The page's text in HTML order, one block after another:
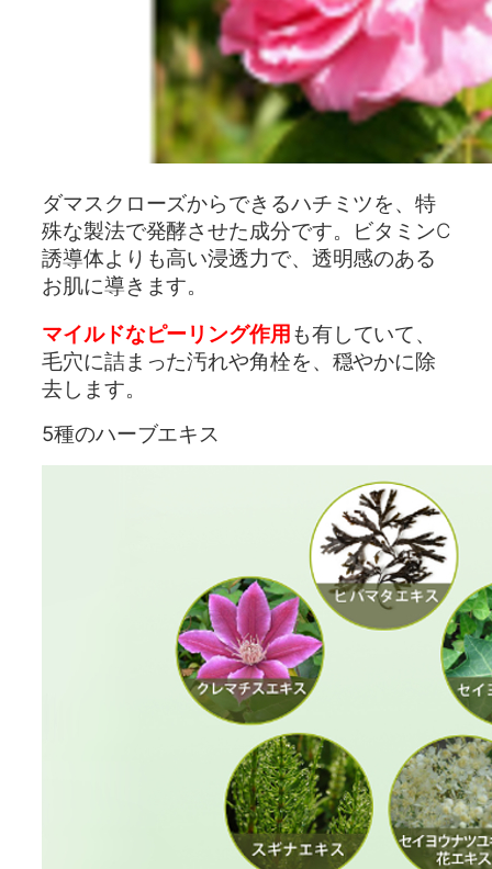
ダマスクローズからできるハチミツを、特
殊な製法で発酵させた成分です。ビタミンC
誘導体よりも高い浸透力で、透明感のある
お肌に導きます。
マイルドなピーリング作用も有していて、
毛穴に詰まった汚れや角栓を、穏やかに除
去します。
5種のハーブエキス